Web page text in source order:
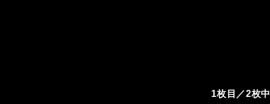
1枚目／2枚中